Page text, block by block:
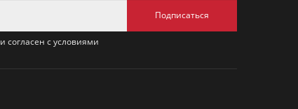
Подписаться
и согласен с условиями